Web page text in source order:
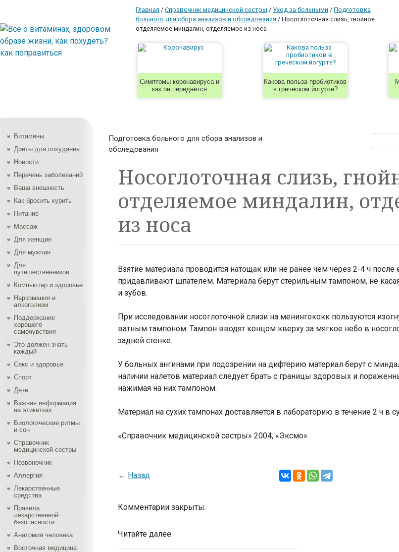
Главная / Справочник медицинской сестры / Уход за больными / Подготовка
больного для сбора анализов и обследования / Носоглоточная слизь, гнойное
отделяемое миндалин, отделяемое из носа
Симптомы коронавируса и
как он передается
Какова польза пробиотиков
в греческом йогурте?
Витамины
Диеты для похудания
Новости
Перечень заболеваний
Ваша внешность
Как бросить курить
Питание
Массаж
Для женщин
Для мужчин
Для
путешественников
Компьютер и здоровье
Наркомания и
алкоголизм
Поддержание
хорошего
самочувствия
Это должен знать
каждый
Секс и здоровье
Спорт
Дети
Важная информация
на этикетках
Биологические ритмы
и сон
Справочник
медицинской сестры
Позвоночник
Аллергия
Лекарственные
средства
Правила
лекарственной
безопасности
Aнатомия человека
Восточная медицина
Подготовка больного для сбора анализов и
обследования
Носоглоточная слизь,
отделяемое миндалин,
из носа
Взятие материала проводится натощак или не ранее чем через 2-4 ч
придавливают шпателем. Материала берут стерильным тампоном, не
и зубов.
При исследовании носоглоточной слизи на менингококк пользуются
ватным тампоном. Тампон вводят концом кверху за мягкое небо в
задней стенке.
У больных ангинами при подозрении на дифтерию материал берут с
наличии налетов материал следует брать с границы здоровых и
нажимая на них тампоном.
Материал на сухих тампонах доставляется в лабораторию в течение 2 ч в
«Справочник медицинской сестры» 2004, «Эксмо»
← Назад
Комментарии закрыты.
Читайте далее: